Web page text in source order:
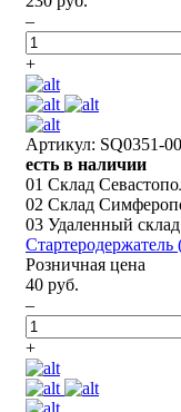
–
+
Артикул: SQ0351-
есть в наличии
01 Склад
02 Склад
03 Удаленный
Розничная цена
40 руб.
–
+